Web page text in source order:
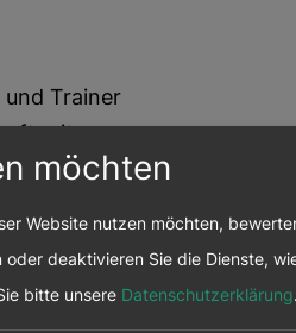
Trainer
mit.
er
für
möchten
Website nutzen möchten,
deaktivieren Sie die Dienste,
bitte unsere Datenschutzerklärung.